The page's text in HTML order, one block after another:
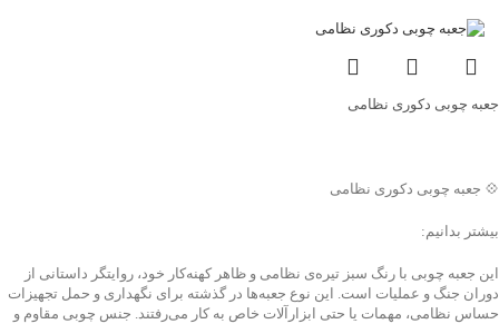
جعبه چوبی دکوری نظامی
💠 جعبه چوبی دکوری نظامی
بیشتر بدانیم:
این جعبه چوبی با رنگ سبز تیره‌ی نظامی و ظاهر کهنه‌کار خود، روایتگر داستانی از
دوران جنگ و عملیات است. این نوع جعبه‌ها در گذشته برای نگهداری و حمل تجهیزات
حساس نظامی، مهمات یا حتی ابزارآلات خاص به کار می‌رفتند. جنس چوبی مقاوم و